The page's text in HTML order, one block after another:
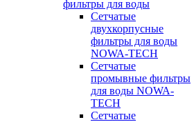
фильтры для воды
Сетчатые
двухкорпусные
фильтры для воды
NOWA-TECH
Сетчатые
промывные фильтры
для воды NOWA-
TECH
Сетчатые